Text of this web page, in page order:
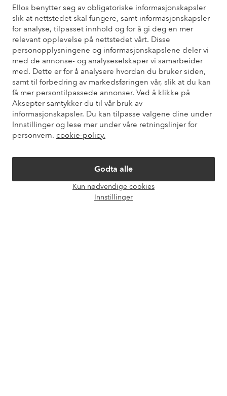
Ellos benytter seg av obligatoriske informasjonskapsler
slik at nettstedet skal fungere, samt informasjonskapsler
for analyse, tilpasset innhold og for å gi deg en mer
relevant opplevelse på nettstedet vårt. Disse
personopplysningene og informasjonskapslene deler vi
med de annonse- og analyseselskaper vi samarbeider
med. Dette er for å analysere hvordan du bruker siden,
samt til forbedring av markedsføringen vår, slik at du kan
få mer persontilpassede annonser. Ved å klikke på
Aksepter samtykker du til vår bruk av
informasjonskapsler. Du kan tilpasse valgene dine under
Innstillinger og lese mer under våre retningslinjer for
personvern. cookie-policy.
Godta alle
Kun nødvendige cookies
Innstillinger
Trenger du hjelp?
Du finner svar på de vanligste spørsmålene i vår FAQ. Du finner
også informasjon om hvordan du kan kontakte oss.
Kundeservice Bestilling Betalingsmåte
Mine sider